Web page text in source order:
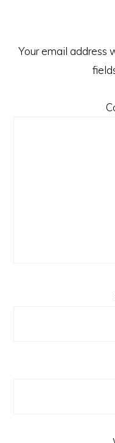
Your email address